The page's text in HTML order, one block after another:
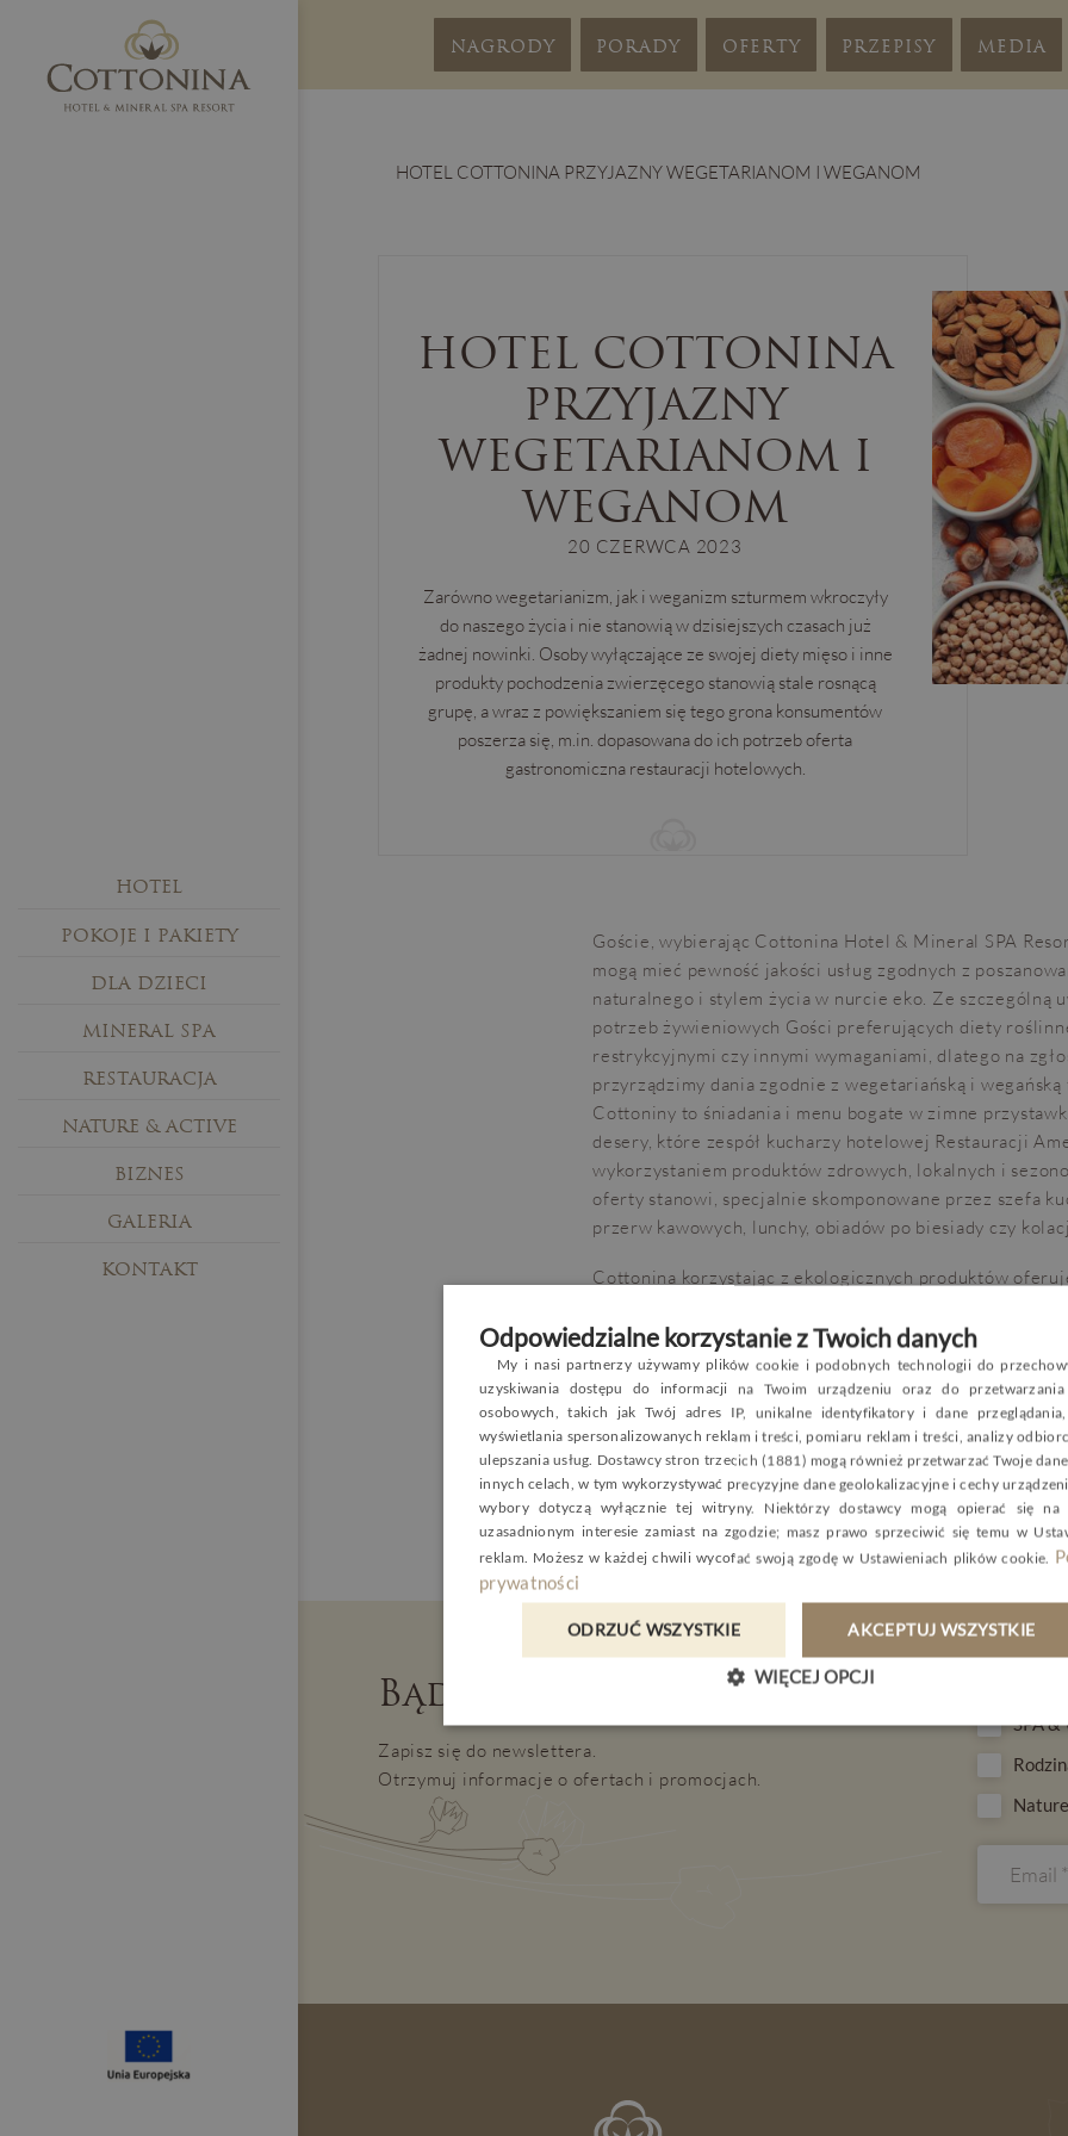
HOTEL
POKOJE I PAKIETY
DLA DZIECI
MINERAL SPA
RESTAURACJA
NATURE & ACTIVE
BIZNES
GALERIA
KONTAKT
NAGRODY PORADY OFERTY PRZEPISY MEDIA
HOTEL COTTONINA PRZYJAZNY WEGETARIANOM I WEGANOM
HOTEL COTTONINA
PRZYJAZNY
WEGETARIANOM I
WEGANOM
20 CZERWCA 2023
Zarówno wegetarianizm, jak i weganizm szturmem wkroczyły
do naszego życia i nie stanowią w dzisiejszych czasach już
żadnej nowinki. Osoby wyłączające ze swojej diety mięso i inne
produkty pochodzenia zwierzęcego stanowią stale rosnącą
grupę, a wraz z powiększaniem się tego grona konsumentów
poszerza się, m.in. dopasowana do ich potrzeb oferta
gastronomiczna restauracji hotelowych.
Goście, wybierając Cottonina Hotel & Mineral SPA
mogą mieć pewność jakości usług zgodnych z
naturalnego i stylem życia w nurcie eko. Ze szczególną
potrzeb żywieniowych Gości preferujących diety
restrykcyjnymi czy innymi wymaganiami, dlatego na
przyrządzimy dania zgodnie z wegetariańską i
Cottoniny to śniadania i menu bogate w zimne
desery, które zespół kucharzy hotelowej Restauracji
wykorzystaniem produktów zdrowych, lokalnych i
oferty stanowi, specjalnie skomponowane przez szefa
przerw kawowych, lunchy, obiadów po biesiady czy
Cottonina korzystając z ekologicznych produktów
różnorodne i bardziej zrównoważone posiłki, zwracając
zdrowotny diety, ale też społeczny, środowiskowy i
spopularyzowania takich wyborów w społeczeństwie.
rosnący popyt ze strony wegetarian i wegan realizuje
obowiązki.
Bądź na bieżąco
Zapisz się do newslettera.
Otrzymuj informacje o ofertach i promocjach.
SPA &
Odpowiedzialne korzystanie z Twoich danych
My i nasi partnerzy używamy plików cookie i podobnych technologii do
uzyskiwania dostępu do informacji na Twoim urządzeniu oraz do przetwarzania
osobowych, takich jak Twój adres IP, unikalne identyfikatory i dane
wyświetlania spersonalizowanych reklam i treści, pomiaru reklam i treści, analizy
ulepszania usług. Dostawcy stron trzecich (1881) mogą również przetwarzać Twoje
innych celach, w tym wykorzystywać precyzyjne dane geolokalizacyjne i cechy
wybory dotyczą wyłącznie tej witryny. Niektórzy dostawcy mogą opierać się na
uzasadnionym interesie zamiast na zgodzie; masz prawo sprzeciwić się temu w
reklam. Możesz w każdej chwili wycofać swoją zgodę w Ustawieniach plików cookie.
prywatności
AKCEPTUJ WSZYSTKIE
ODRZUĆ WSZYSTKIE
WIĘCEJ OPCJI